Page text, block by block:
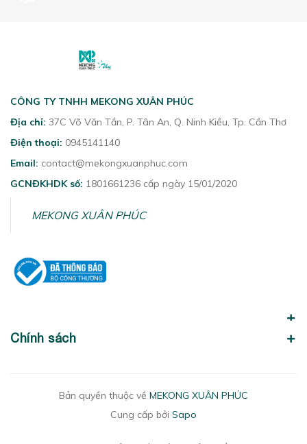
CÔNG TY TNHH MEKONG XUÂN PHÚC
Địa chỉ: 37C Võ Văn Tần, P. Tân An, Q. Ninh Kiều, Tp. Cần Thơ
Điện thoại: 0945141140
Email: contact@mekongxuanphuc.com
GCNĐKHDK số: 1801661236 cấp ngày 15/01/2020
MEKONG XUÂN PHÚC
Chính sách
Bản quyền thuộc về MEKONG XUÂN PHÚC
Cung cấp bởi Sapo